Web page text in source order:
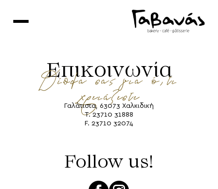
content
Επικοινωνία
Δίπλα σας για ό,τι
χρειάζεστε
Γαλάτιστα, 63073 Χαλκιδική
Τ. 23710 31888
F. 23710 32074
Follow us!